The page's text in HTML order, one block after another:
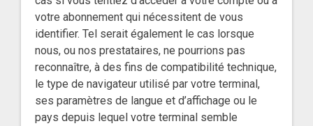
votre abonnement qui nécessitent de vous
identifier. Tel serait également le cas lorsque
nous, ou nos prestataires, ne pourrions pas
reconnaître, à des fins de compatibilité technique,
le type de navigateur utilisé par votre terminal,
ses paramètres de langue et d’affichage ou le
pays depuis lequel votre terminal semble